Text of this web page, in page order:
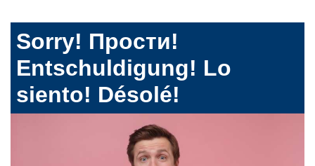
Sorry! Прости!
Entschuldigung! Lo
siento! Désolé!